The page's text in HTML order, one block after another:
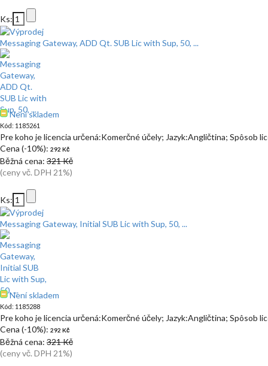
Ks:
Messaging Gateway, ADD Qt. SUB Lic with Sup, 50, ...
Není skladem
Kód: 1185261
Pre koho je licencia určená:Komerčné účely; Jazyk:Angličtina; Spôsob
Cena (-10%): 292 Kč
Běžná cena: 321 Kč
(ceny vč. DPH 21%)
Ks:
Messaging Gateway, Initial SUB Lic with Sup, 50, ...
Není skladem
Kód: 1185288
Pre koho je licencia určená:Komerčné účely; Jazyk:Angličtina; Spôsob
Cena (-10%): 292 Kč
Běžná cena: 321 Kč
(ceny vč. DPH 21%)